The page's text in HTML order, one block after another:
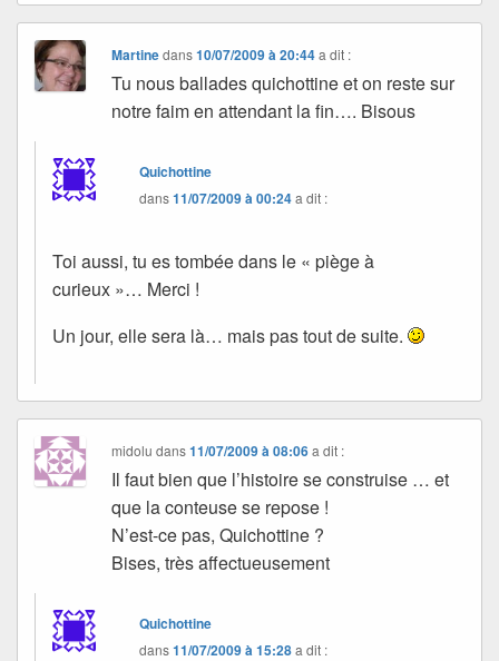
Martinedans10/07/2009 à 20:44 a dit :
Tu nous ballades quichottine et on reste sur
notre faim en attendant la fin…. Bisous
Quichottine
dans11/07/2009 à 00:24a dit :
Toi aussi, tu es tombée dans le « piège à
curieux »… Merci !
Un jour, elle sera là… mais pas tout de suite.
midolu dans11/07/2009 à 08:06 a dit :
Il faut bien que l’histoire se construise … et
que la conteuse se repose !
N’est-ce pas, Quichottine ?
Bises, très affectueusement
Quichottine
dans11/07/2009 à 15:28a dit :